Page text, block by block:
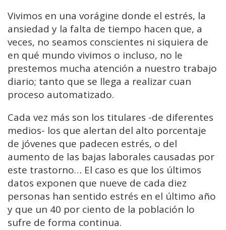
Vivimos en una vorágine donde el estrés, la
ansiedad y la falta de tiempo hacen que, a
veces, no seamos conscientes ni siquiera de
en qué mundo vivimos o incluso, no le
prestemos mucha atención a nuestro trabajo
diario; tanto que se llega a realizar cuan
proceso automatizado.
Cada vez más son los titulares -de diferentes
medios- los que alertan del alto porcentaje
de jóvenes que padecen estrés, o del
aumento de las bajas laborales causadas por
este trastorno… El caso es que los últimos
datos exponen que nueve de cada diez
personas han sentido estrés en el último año
y que un 40 por ciento de la población lo
sufre de forma continua.